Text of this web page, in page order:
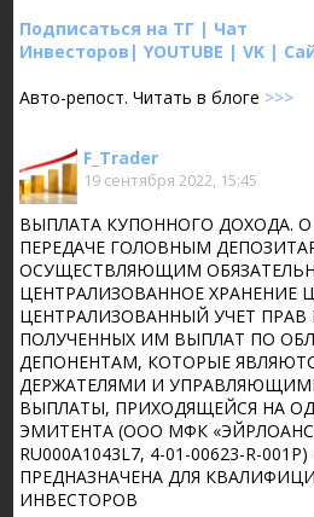
Подписаться на ТГ | Чат
Инвесторов |YOUTUBE |VK |
Авто-репост. Читать в блоге >>>
F_Trader
19 сентября 2022, 15:45
ВЫПЛАТА КУПОННОГО ДОХОДА.
ПЕРЕДАЧЕ ГОЛОВНЫМ
ОСУЩЕСТВЛЯЮЩИМ
ЦЕНТРАЛИЗОВАННОЕ ХРАНЕНИЕ
ЦЕНТРАЛИЗОВАННЫЙ УЧЕТ
ПОЛУЧЕННЫХ ИМ ВЫПЛАТ ПО
ДЕПОНЕНТАМ, КОТОРЫЕ
ДЕРЖАТЕЛЯМИ И
ВЫПЛАТЫ, ПРИХОДЯЩЕЙСЯ НА
ЭМИТЕНТА (ООО МФК
RU000A1043L7, 4-01-00623-R-
ПРЕДНАЗНАЧЕНА ДЛЯ
ИНВЕСТОРОВ